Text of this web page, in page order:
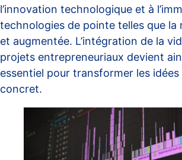
l’innovation technologique et à
technologies de pointe telles que la
et augmentée. L’intégration de la
projets entrepreneuriaux devient
essentiel pour transformer les idées
concret.